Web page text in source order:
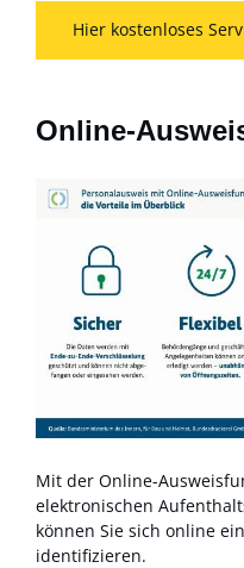
Hier kostenloses
Online-
Mit der Online-
elektronischen
können Sie sich online
identifizieren.